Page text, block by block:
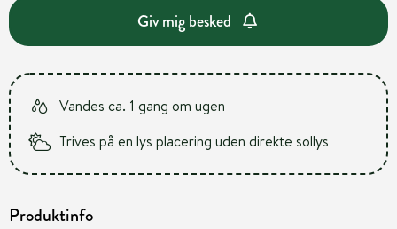
Giv mig besked
Vandes ca. 1 gang om ugen
Trives på en lys placering uden direkte sollys
Produktinfo